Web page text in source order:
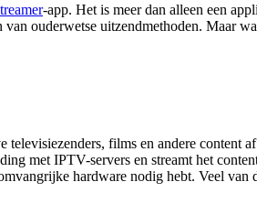
-app. Het is meer dan alleen een
ouderwetse uitzendmethoden. Maar
televisiezenders, films en andere
met IPTV-servers en streamt het
hardware nodig hebt. Veel